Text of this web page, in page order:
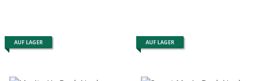
AUF LAGER AUF LAGER